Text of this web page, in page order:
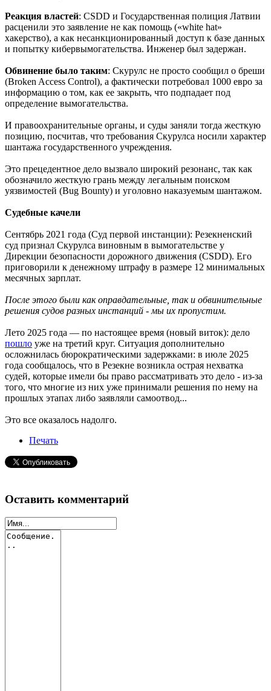
Реакция властей: CSDD и Государственная полиция Латвии
расценили это заявление не как помощь («white hat»
хакерство), а как несанкционированный доступ к базе данных
и попытку кибервымогательства. Инженер был задержан.
Обвинение было таким: Скурулс не просто сообщил о бреши
(Broken Access Control), а фактически потребовал 1000 евро за
информацию о том, как ее закрыть, что подпадает под
определение вымогательства.
И правоохранительные органы, и суды заняли тогда жесткую
позицию, посчитав, что требования Скурулса носили характер
шантажа государственного учреждения.
Это прецедентное дело вызвало широкий резонанс, так как
обозначило жесткую грань между легальным поиском
уязвимостей (Bug Bounty) и уголовно наказуемым шантажом.
Судебные качели
Сентябрь 2021 года (Суд первой инстанции): Резекненский
суд признал Скурулса виновным в вымогательстве у
Дирекции безопасности дорожного движения (CSDD). Его
приговорили к денежному штрафу в размере 12 минимальных
месячных зарплат.
После этого были как оправдательные, так и обвинительные
решения судов разных инстанций - мы их пропустим.
Лето 2025 года — по настоящее время (новый виток): дело
пошло уже на третий круг. Ситуация дополнительно
осложнилась бюрократическими задержками: в июле 2025
года сообщалось, что в Резекне возникла острая нехватка
судей, которые имели бы право рассматривать это дело - из-за
того, что многие из них уже принимали решения по нему на
прошлых этапах либо заявляли самоотвод...
Это все оказалось надолго.
Печать
Оставить комментарий